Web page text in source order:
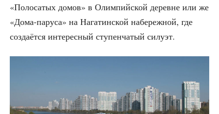
«Поло­са­тых домов» в Олим­пий­ской деревне или же
«Дома-пару­са» на Нага­тин­ской набе­реж­ной, где
созда­ёт­ся инте­рес­ный сту­пен­ча­тый силуэт.